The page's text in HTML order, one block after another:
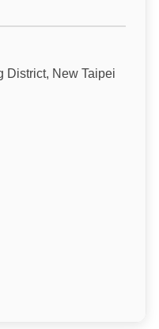
District, New Taipei